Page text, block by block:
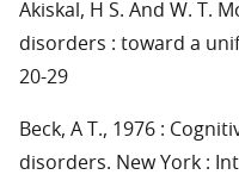
Akiskal, H S. And W. T.
disorders : toward a
20-29
Beck, A T., 1976 :
disorders. New York :